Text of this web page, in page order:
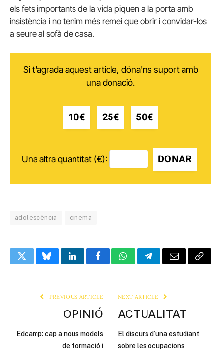
els fets importants de la vida piquen a la porta amb
insistència i no tenim més remei que obrir i convidar-los
a seure al sofà de casa.
Si t'agrada aquest article, dóna'ns suport amb
una donació.
10€ 25€ 50€
Una altra quantitat (€): DONAR
adolescència cinema
TwitterBlueskyLinkedInFacebookWhatsAppTelegramEmail Copy
PREVIOUS ARTICLE
OPINIÓ
Edcamp: cap a nous models
de formació i
NEXT ARTICLE
ACTUALITAT
El discurs d’una estudiant
sobre les ocupacions